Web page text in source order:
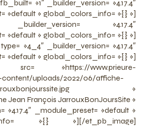
»1″ _builder_version= »4.17.4″
»default » global_colors_info= »{} »]
»4.17.4″
»default » global_colors_info= »{} »]
»4_4″ _builder_version= »4.17.4″
»default » global_colors_info= »{} »]
src= »https://www.prieure-
content/uploads/2022/06/affiche-
jarrouxbonjourssite.jpg »
Jean François JarrouxBonJoursSite »
»4.17.4″ _module_preset= »default »
»{} »][/et_pb_image]